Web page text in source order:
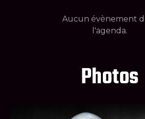
Aucun évènement
l'agenda.
Photos